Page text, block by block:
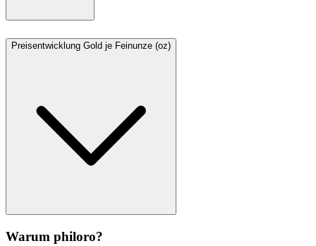
Preisentwicklung Gold je Feinunze (oz)
Warum philoro?